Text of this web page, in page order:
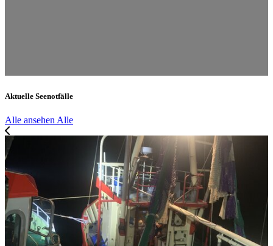
Aktuelle Seenotfälle
Alle ansehen Alle